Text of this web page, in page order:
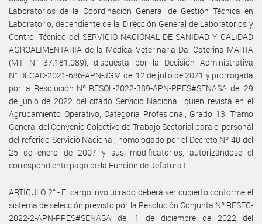
Laboratorios de la Coordinación General de Gestión Técnica en
Laboratorio, dependiente de la Dirección General de Laboratorios y
Control Técnico del SERVICIO NACIONAL DE SANIDAD Y CALIDAD
AGROALIMENTARIA de la Médica Veterinaria Da. Caterina MARTA
(M.I. N° 37.181.089), dispuesta por la Decisión Administrativa
N° DECAD-2021-686-APN-JGM del 12 de julio de 2021 y prorrogada
por la Resolución Nº RESOL-2022-389-APN-PRES#SENASA del 29
de junio de 2022 del citado Servicio Nacional, quien revista en el
Agrupamiento Operativo, Categoría Profesional, Grado 13, Tramo
General del Convenio Colectivo de Trabajo Sectorial para el personal
del referido Servicio Nacional, homologado por el Decreto Nº 40 del
25 de enero de 2007 y sus modificatorios, autorizándose el
correspondiente pago de la Función de Jefatura I.
ARTÍCULO 2°.- El cargo involucrado deberá ser cubierto conforme el
sistema de selección previsto por la Resolución Conjunta Nº RESFC-
2022-2-APN-PRES#SENASA del 1 de diciembre de 2022 del